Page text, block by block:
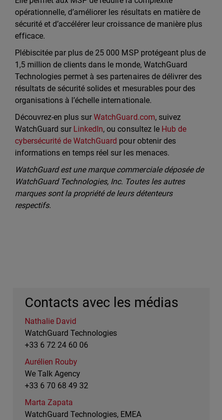
opérationnelle, d’améliorer les résultats en matière de
sécurité et d’accélérer leur croissance de manière plus
efficace.
Plébiscitée par plus de 25 000 MSP protégeant plus de
1,5 million de clients dans le monde, WatchGuard
Technologies permet à ses partenaires de délivrer des
résultats de sécurité solides et mesurables pour des
organisations à l’échelle internationale.
Découvrez-en plus surWatchGuard.com, suivez
WatchGuard sur LinkedIn, ou consultez le Hub de
cybersécurité de WatchGuard pour obtenir des
informations en temps réel sur les menaces.
WatchGuard est une marque commerciale déposée de
WatchGuard Technologies, Inc. Toutes les autres
marques sont la propriété de leurs détenteurs
respectifs.
Contacts avec les médias
Nathalie David
WatchGuard Technologies
+33 6 72 24 60 06
Aurélien Rouby
We Talk Agency
+33 6 70 68 49 32
Marta Zapata
WatchGuard Technologies, EMEA